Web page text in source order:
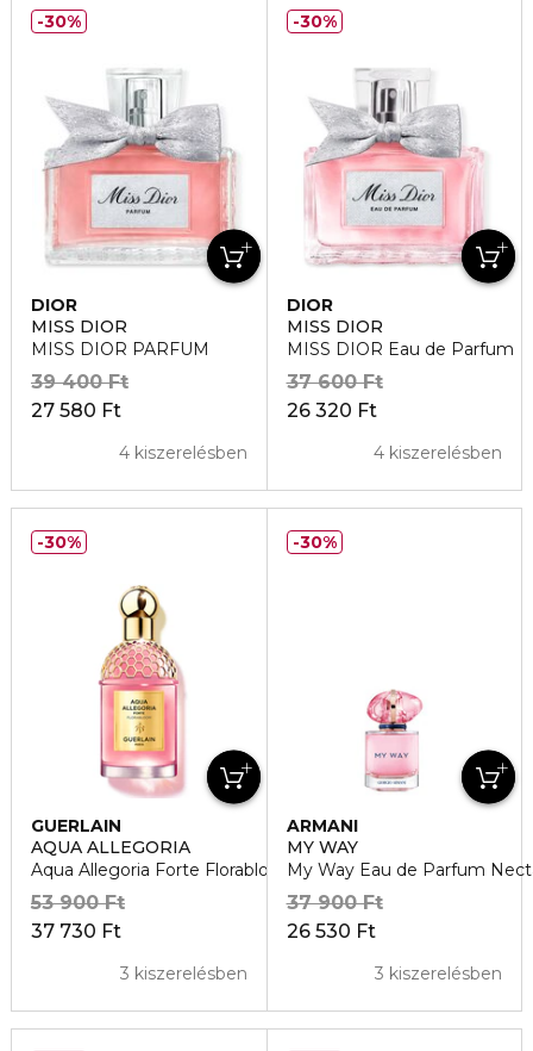
DIOR
MISS DIOR
MISS DIOR PARFUM
27 580 Ft
39 400 Ft
4 kiszerelésben
30%
DIOR
MISS DIOR
MISS DIOR Eau de Parfum
26 320 Ft
37 600 Ft
4 kiszerelésben
30%
GUERLAIN
AQUA ALLEGORIA
Aqua Allegoria Forte Florabloom Eau de Parfum
37 730 Ft
53 900 Ft
3 kiszerelésben
30%
ARMANI
MY WAY
My Way Eau de Parfum
26 530 Ft
37 900 Ft
3 kiszerelésben
30%